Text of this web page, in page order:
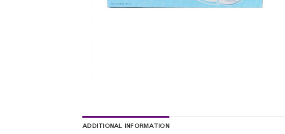
ADDITIONAL INFORMATION